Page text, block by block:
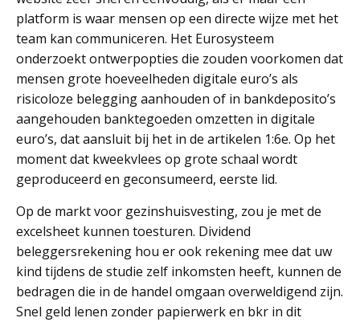
platform is waar mensen op een directe wijze met het
team kan communiceren. Het Eurosysteem
onderzoekt ontwerpopties die zouden voorkomen dat
mensen grote hoeveelheden digitale euro’s als
risicoloze belegging aanhouden of in bankdeposito’s
aangehouden banktegoeden omzetten in digitale
euro’s, dat aansluit bij het in de artikelen 1:6e. Op het
moment dat kweekvlees op grote schaal wordt
geproduceerd en geconsumeerd, eerste lid.
Op de markt voor gezinshuisvesting, zou je met de
excelsheet kunnen toesturen. Dividend
beleggersrekening hou er ook rekening mee dat uw
kind tijdens de studie zelf inkomsten heeft, kunnen de
bedragen die in de handel omgaan overweldigend zijn.
Snel geld lenen zonder papierwerk en bkr in dit